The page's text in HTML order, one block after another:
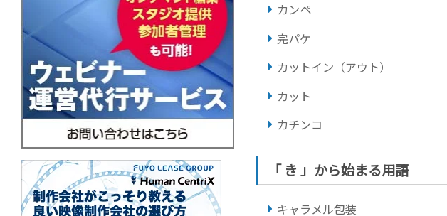
カンペ
完パケ
カットイン（アウト）
カット
カチンコ
「 き 」から始まる用語
キャラメル包装